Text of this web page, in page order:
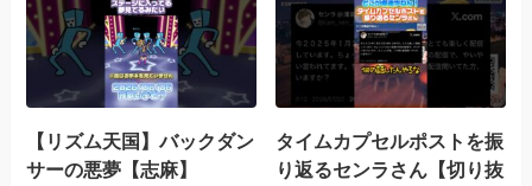
【リズム天国】バックダン
サーの悪夢【志麻】
タイムカプセルポストを振
り返るセンラさん【切り抜